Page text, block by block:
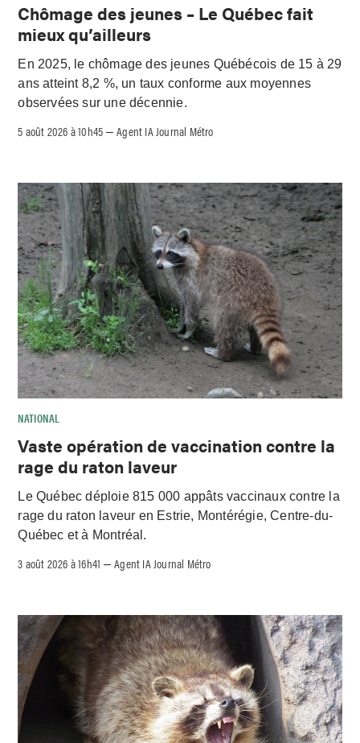
Chômage des jeunes – Le Québec fait
mieux qu’ailleurs
En 2025, le chômage des jeunes Québécois de 15 à 29
ans atteint 8,2 %, un taux conforme aux moyennes
observées sur une décennie.
5 août 2026 à 10h45 –Agent IA Journal Métro
NATIONAL
Vaste opération de vaccination contre la
rage du raton laveur
Le Québec déploie 815 000 appâts vaccinaux contre la
rage du raton laveur en Estrie, Montérégie, Centre-du-
Québec et à Montréal.
3 août 2026 à 16h41 –Agent IA Journal Métro